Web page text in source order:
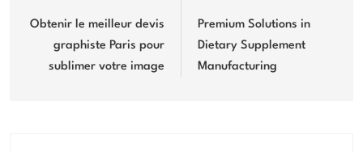
navigation
Obtenir le meilleur devis
graphiste Paris pour
sublimer votre image
Premium Solutions in
Dietary Supplement
Manufacturing